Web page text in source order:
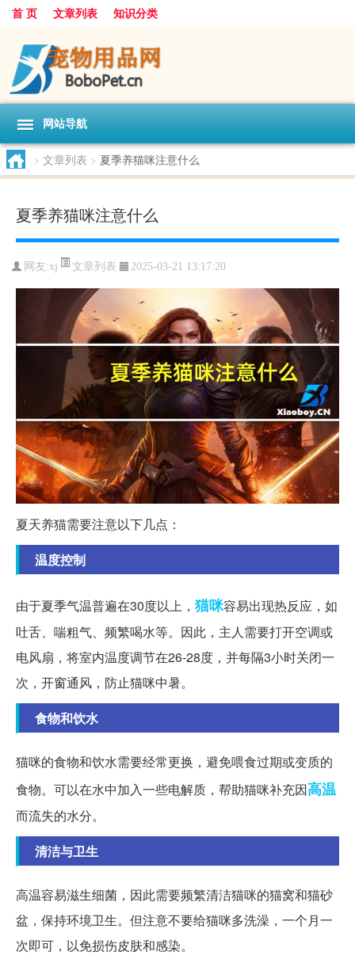
首 页 文章列表 知识分类
网站导航
> 文章列表 > 夏季养猫咪注意什么
夏季养猫咪注意什么
网友:xj 文章列表 2025-03-21 13:17:20
夏天养猫需要注意以下几点：
温度控制
由于夏季气温普遍在30度以上， 猫咪容易出现热反应，如
吐舌、喘粗气、频繁喝水等。因此，主人需要打开空调或
电风扇，将室内温度调节在26-28度，并每隔3小时关闭一
次，开窗通风，防止猫咪中暑。
食物和饮水
猫咪的食物和饮水需要经常更换，避免喂食过期或变质的
食物。可以在水中加入一些电解质，帮助猫咪补充因高温
而流失的水分。
清洁与卫生
高温容易滋生细菌，因此需要频繁清洁猫咪的猫窝和猫砂
盆，保持环境卫生。但注意不要给猫咪多洗澡，一个月一
次即可，以免损伤皮肤和感染。